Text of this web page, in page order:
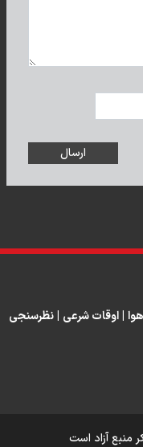
اوقات شرعی نظرسنجی
منبع آزاد است